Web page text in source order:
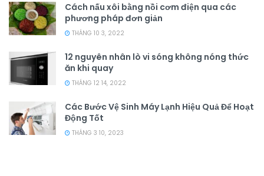
Cách nấu xôi bằng nồi cơm điện qua các
phương pháp đơn giản
THÁNG 10 3, 2022
12 nguyên nhân lò vi sóng không nóng thức
ăn khi quay
THÁNG 12 14, 2022
Các Bước Vệ Sinh Máy Lạnh Hiệu Quả Để Hoạt
Động Tốt
THÁNG 3 10, 2023